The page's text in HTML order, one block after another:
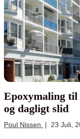
Epoxymaling til
og dagligt slid
Poul Nissen | 23 Juli,